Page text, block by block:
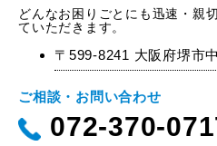
どんなお困りごとにも迅速・親
ていただきます。
〒599-8241 大阪府堺市
ご相談・お問い合わせ
072-370-